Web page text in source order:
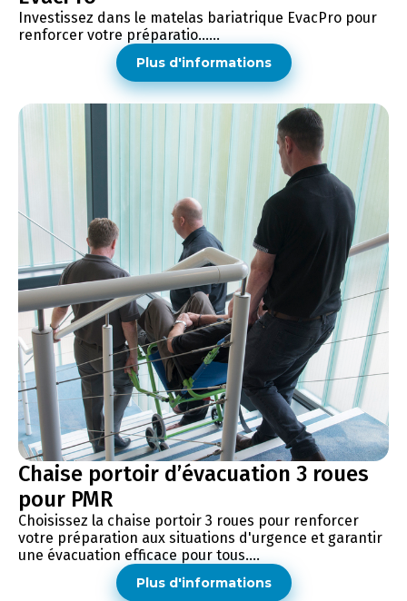
Investissez dans le matelas bariatrique EvacPro pour
renforcer votre préparatio......
Plus d'informations
Chaise portoir d’évacuation 3 roues
pour PMR
Choisissez la chaise portoir 3 roues pour renforcer
votre préparation aux situations d'urgence et garantir
une évacuation efficace pour tous....
Plus d'informations